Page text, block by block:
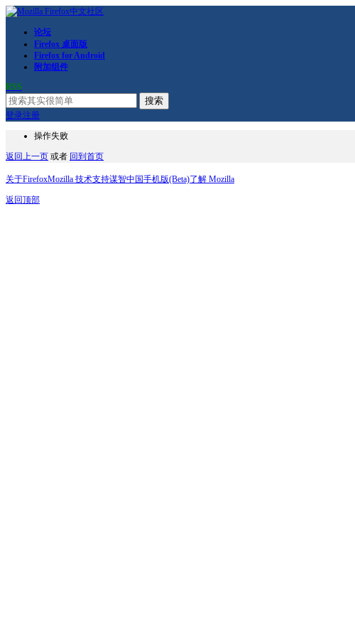
论坛
Firefox 桌面版
Firefox for Android
附加组件
RSS
搜索
登录注册
操作失败
返回上一页 或者 回到首页
关于FirefoxMozilla 技术支持谋智中国手机版(Beta)了解 Mozilla
返回顶部